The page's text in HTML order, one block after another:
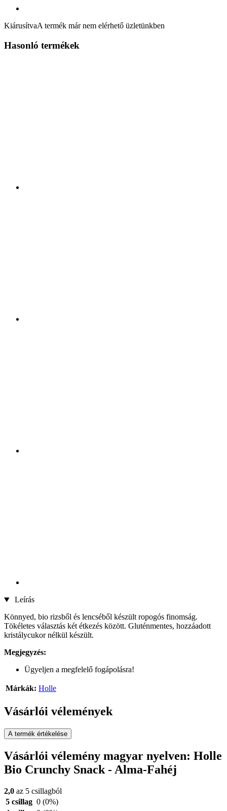
KiárusítvaA termék már nem elérhető üzletünkben
Hasonló termékek
Leírás
Könnyed, bio rizsből és lencséből készült ropogós finomság.
Tökéletes választás két étkezés között. Gluténmentes, hozzáadott
kristálycukor nélkül készült.
Megjegyzés:
Ügyeljen a megfelelő fogápolásra!
Márkák: Holle
Vásárlói vélemények
A termék értékelése
Vásárlói vélemény magyar nyelven: Holle
Bio Crunchy Snack - Alma-Fahéj
2,0 az 5 csillagból
5 csillag 0 (0%)